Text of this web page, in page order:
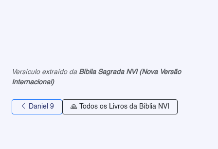
Versículo extraído da Bíblia Sagrada NVI (Nova Versão
Internacional)
Daniel 9 🙏 Todos os Livros da Bíblia NVI